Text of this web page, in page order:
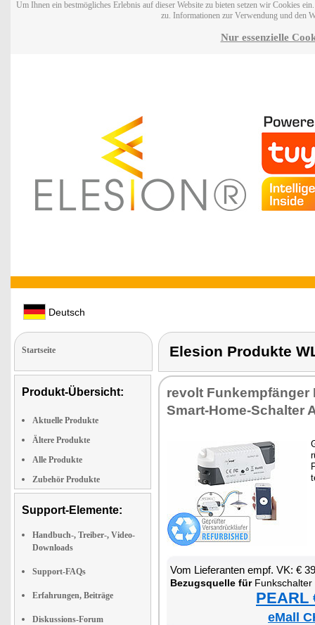
Um Ihnen ein bestmögliches Erlebnis auf dieser Website zu bieten setzen wir Cookies
zu. Informationen zur Verwendung und den
Nur essenzielle
Deutsch
Startseite
Produkt-Übersicht:
Aktuelle Produkte
Ältere Produkte
Alle Produkte
Zubehör Produkte
Support-Elemente:
Handbuch-, Treiber-, Video-
Downloads
Support-FAQs
Erfahrungen, Beiträge
Diskussions-Forum
Elesion Produkte
re­volt Funk­emp­fän­ger
Smart-Ho­me-Schal­ter
Vom Lie­fe­ran­ten empf. VK: €
Be­zugs­quel­le fürFunk­schal­ter
PEARL
eMall